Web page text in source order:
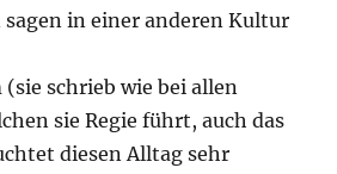
in einer anderen Kultur
(sie schrieb wie bei allen
sie Regie führt, auch das
diesen Alltag sehr